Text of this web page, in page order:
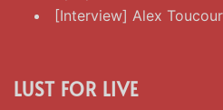
[Interview] Alex
LUST FOR LIVE